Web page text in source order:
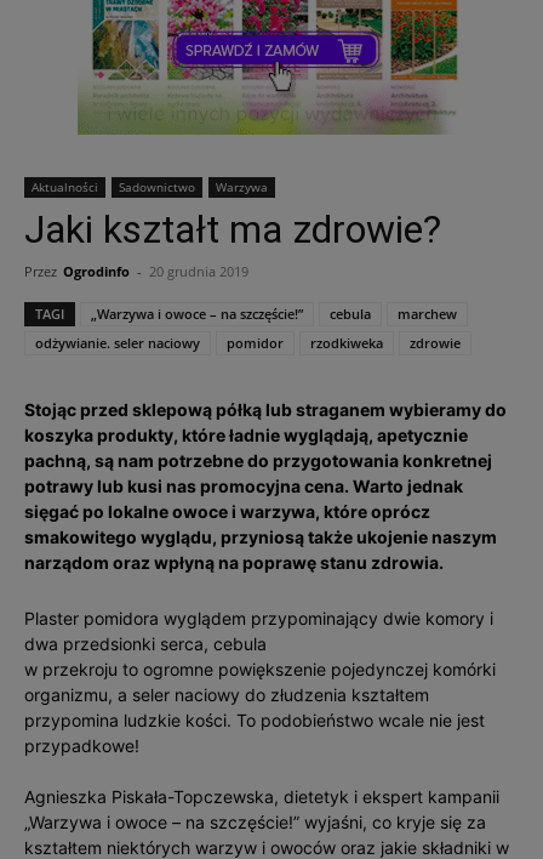
Aktualności Sadownictwo Warzywa
Jaki kształt ma zdrowie?
Przez Ogrodinfo - 20 grudnia 2019
TAGI „Warzywa i owoce – na szczęście!” cebula
marchew
odżywianie. seler naciowy
pomidor rzodkiweka zdrowie
Stojąc przed sklepową półką lub straganem wybieramy do
koszyka produkty, które ładnie wyglądają, apetycznie
pachną, są nam potrzebne do przygotowania konkretnej
potrawy lub kusi nas promocyjna cena. Warto jednak
sięgać po lokalne owoce i warzywa, które oprócz
smakowitego wyglądu, przyniosą także ukojenie naszym
narządom oraz wpłyną na poprawę stanu zdrowia.
Plaster pomidora wyglądem przypominający dwie komory i
dwa przedsionki serca, cebula
w przekroju to ogromne powiększenie pojedynczej komórki
organizmu, a seler naciowy do złudzenia kształtem
przypomina ludzkie kości. To podobieństwo wcale nie jest
przypadkowe!
Agnieszka Piskała-Topczewska, dietetyk i ekspert kampanii
„Warzywa i owoce – na szczęście!” wyjaśni, co kryje się za
kształtem niektórych warzyw i owoców oraz jakie składniki w